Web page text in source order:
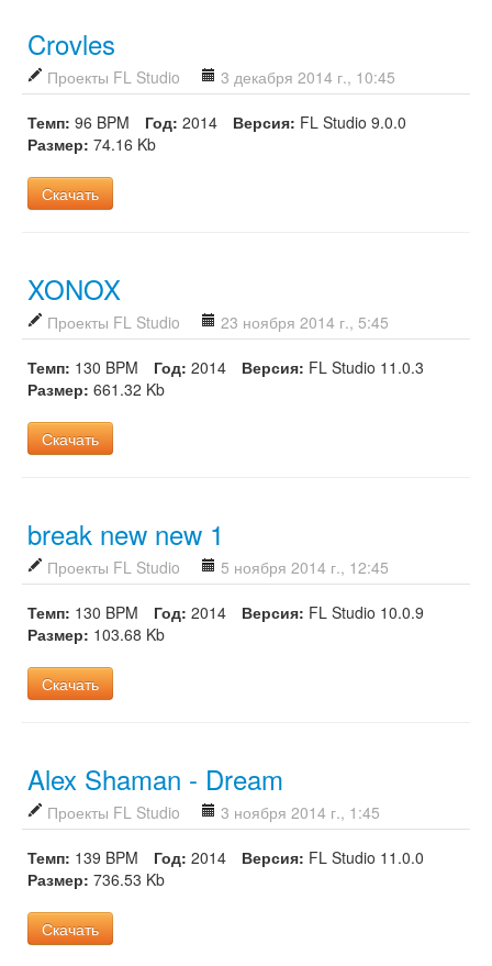
Crovles
Проекты FL Studio 3 декабря 2014 г., 10:45
Темп: 96 BPM Год: 2014 Версия: FL Studio 9.0.0
Размер: 74.16 Kb
Скачать
XONOX
Проекты FL Studio 23 ноября 2014 г., 5:45
Темп: 130 BPM Год: 2014 Версия: FL Studio 11.0.3
Размер: 661.32 Kb
Скачать
break new new 1
Проекты FL Studio 5 ноября 2014 г., 12:45
Темп: 130 BPM Год: 2014 Версия: FL Studio 10.0.9
Размер: 103.68 Kb
Скачать
Alex Shaman - Dream
Проекты FL Studio 3 ноября 2014 г., 1:45
Темп: 139 BPM Год: 2014 Версия: FL Studio 11.0.0
Размер: 736.53 Kb
Скачать